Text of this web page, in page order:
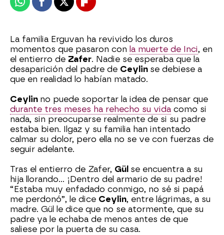
WhatsappFacebook
X Flipboard
La familia Erguvan ha revivido los duros
momentos que pasaron con la muerte de Inci, en
el entierro de Zafer. Nadie se esperaba que la
desaparición del padre de Ceylin se debiese a
que en realidad lo habían matado.
Ceylin no puede soportar la idea de pensar que
durante tres meses ha rehecho su vida como si
nada, sin preocuparse realmente de si su padre
estaba bien. Ilgaz y su familia han intentado
calmar su dolor, pero ella no se ve con fuerzas de
seguir adelante.
Tras el entierro de Zafer, Gül se encuentra a su
hija llorando… ¡Dentro del armario de su padre!
“Estaba muy enfadado conmigo, no sé si papá
me perdonó”, le dice Ceylin, entre lágrimas, a su
madre. Gül le dice que no se atormente, que su
padre ya le echaba de menos antes de que
saliese por la puerta de su casa.